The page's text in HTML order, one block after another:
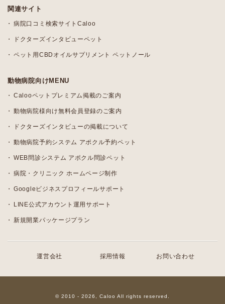
関連サイト
病院口コミ検索サイトCaloo
ドクターズインタビューペット
ペット用CBDオイルサプリメント ペットノール
動物病院向けMENU
Calooペットプレミアム掲載のご案内
動物病院様向け無料会員登録のご案内
ドクターズインタビューの掲載について
動物病院予約システム アポクル予約ペット
WEB問診システム アポクル問診ペット
病院・クリニック ホームページ制作
Googleビジネスプロフィールサポート
LINE公式アカウント運用サポート
新規開業パッケージプラン
運営会社 採用情報 お問い合わせ
© 2010 - 2026, Caloo All rights reserved.